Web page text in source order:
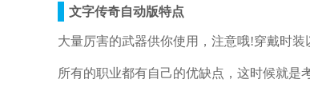
文字传奇自动版特点
大量厉害的武器供你使用，注意哦!穿戴时
所有的职业都有自己的优缺点，这时候就是